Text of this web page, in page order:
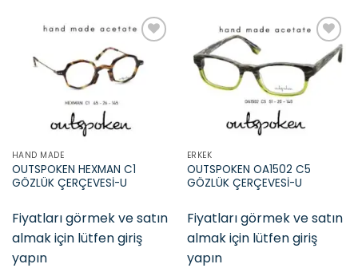
Add to
HAND MADE
OUTSPOKEN HEXMAN C1
GÖZLÜK ÇERÇEVESİ-U
Fiyatları görmek ve satın
almak için lütfen giriş
yapın
Add to
wishlist
ERKEK
OUTSPOKEN OA1502 C5
GÖZLÜK ÇERÇEVESİ-U
Fiyatları görmek ve satın
almak için lütfen giriş
yapın